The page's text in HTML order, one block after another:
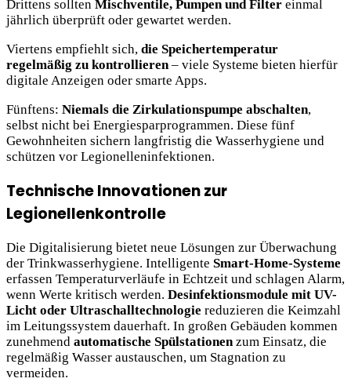
Drittens sollten Mischventile, Pumpen und Filter einmal
jährlich überprüft oder gewartet werden.
Viertens empfiehlt sich, die Speichertemperatur
regelmäßig zu kontrollieren– viele Systeme bieten hierfür
digitale Anzeigen oder smarte Apps.
Fünftens: Niemals die Zirkulationspumpe abschalten,
selbst nicht bei Energiesparprogrammen. Diese fünf
Gewohnheiten sichern langfristig die Wasserhygiene und
schützen vor Legionelleninfektionen.
Technische Innovationen zur
Legionellenkontrolle
Die Digitalisierung bietet neue Lösungen zur Überwachung
der Trinkwasserhygiene. Intelligente Smart-Home-Systeme
erfassen Temperaturverläufe in Echtzeit und schlagen Alarm,
wenn Werte kritisch werden. Desinfektionsmodule mit UV-
Licht oder Ultraschalltechnologie reduzieren die Keimzahl
im Leitungssystem dauerhaft. In großen Gebäuden kommen
zunehmend automatische Spülstationenzum Einsatz, die
regelmäßig Wasser austauschen, um Stagnation zu
vermeiden.